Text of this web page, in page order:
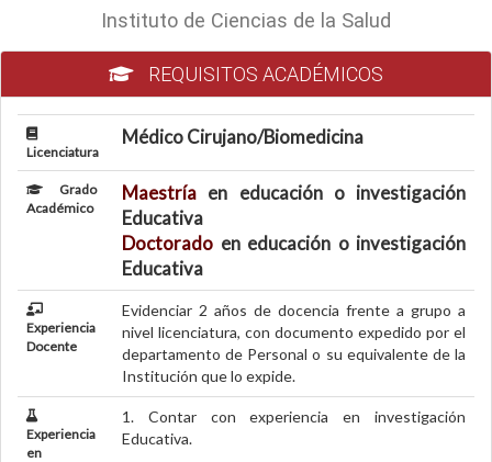
Plataforma Garza
Publicaciones en línea
Acreditación Internacional
Alumnado
Aspirantes
Visitantes
Instituto de Ciencias de la Salud
REQUISITOS ACADÉMICOS
Licenciatura
Médico Cirujano/Biomedicina
Grado
Académico
Maestría en educación o investigación
Educativa
Doctorado en educación o investigación
Educativa
Experiencia
Docente
Evidenciar 2 años de docencia frente a grupo a
nivel licenciatura, con documento expedido por el
departamento de Personal o su equivalente de la
Institución que lo expide.
Experiencia
en
1. Contar con experiencia en investigación
Educativa.